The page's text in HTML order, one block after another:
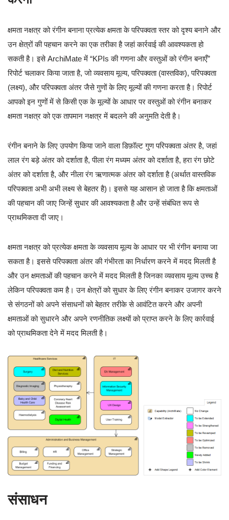
क्षमता नक्षत्र को रंगीन बनाना प्रत्येक क्षमता के परिपक्वता स्तर को दृश्य बनाने और
उन क्षेत्रों की पहचान करने का एक तरीका है जहां कार्रवाई की आवश्यकता हो
सकती है। इसे ArchiMate में “KPIs की गणना और वस्तुओं को रंगीन बनाएँ”
रिपोर्ट चलाकर किया जाता है, जो व्यवसाय मूल्य, परिपक्वता (वास्तविक), परिपक्वता
(लक्ष्य), और परिपक्वता अंतर जैसे गुणों के लिए मूल्यों की गणना करता है। रिपोर्ट
आपको इन गुणों में से किसी एक के मूल्यों के आधार पर वस्तुओं को रंगीन बनाकर
क्षमता नक्षत्र को एक तापमान नक्षत्र में बदलने की अनुमति देती है।
रंगीन बनाने के लिए उपयोग किया जाने वाला डिफ़ॉल्ट गुण परिपक्वता अंतर है, जहां
लाल रंग बड़े अंतर को दर्शाता है, पीला रंग मध्यम अंतर को दर्शाता है, हरा रंग छोटे
अंतर को दर्शाता है, और नीला रंग ऋणात्मक अंतर को दर्शाता है (अर्थात वास्तविक
परिपक्वता अभी अभी लक्ष्य से बेहतर है)। इससे यह आसान हो जाता है कि क्षमताओं
की पहचान की जाए जिन्हें सुधार की आवश्यकता है और उन्हें संबंधित रूप से
प्राथमिकता दी जाए।
क्षमता नक्षत्र को प्रत्येक क्षमता के व्यवसाय मूल्य के आधार पर भी रंगीन बनाया जा
सकता है। इससे परिपक्वता अंतर की गंभीरता का निर्धारण करने में मदद मिलती है
और उन क्षमताओं की पहचान करने में मदद मिलती है जिनका व्यवसाय मूल्य उच्च है
लेकिन परिपक्वता कम है। उन क्षेत्रों को सुधार के लिए रंगीन बनाकर उजागर करने
से संगठनों को अपने संसाधनों को बेहतर तरीके से आवंटित करने और अपनी
क्षमताओं को सुधारने और अपने रणनीतिक लक्ष्यों को प्राप्त करने के लिए कार्रवाई
को प्राथमिकता देने में मदद मिलती है।
संसाधन